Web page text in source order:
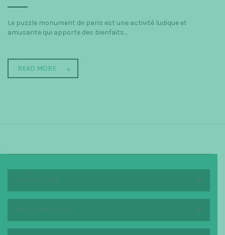
Le puzzle monument de paris est une activité ludique et
amusante qui apporte des bienfaits...
READ MORE